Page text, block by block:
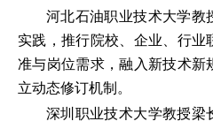
河北石油职业技术大学教
实践，推行院校、企业、行业
准与岗位需求，融入新技术新
立动态修订机制。
深圳职业技术大学教授梁